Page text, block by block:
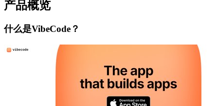
产品概览
什么是VibeCode？